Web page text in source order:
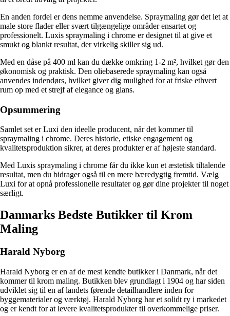
En anden fordel er dens nemme anvendelse. Spraymaling gør det let at
male store flader eller svært tilgængelige områder ensartet og
professionelt. Luxis spraymaling i chrome er designet til at give et
smukt og blankt resultat, der virkelig skiller sig ud.
Med en dåse på 400 ml kan du dække omkring 1-2 m², hvilket gør den
økonomisk og praktisk. Den oliebaserede spraymaling kan også
anvendes indendørs, hvilket giver dig mulighed for at friske ethvert
rum op med et strejf af elegance og glans.
Opsummering
Samlet set er Luxi den ideelle producent, når det kommer til
spraymaling i chrome. Deres historie, etiske engagement og
kvalitetsproduktion sikrer, at deres produkter er af højeste standard.
Med Luxis spraymaling i chrome får du ikke kun et æstetisk tiltalende
resultat, men du bidrager også til en mere bæredygtig fremtid. Vælg
Luxi for at opnå professionelle resultater og gør dine projekter til noget
særligt.
Danmarks Bedste Butikker til Krom
Maling
Harald Nyborg
Harald Nyborg er en af de mest kendte butikker i Danmark, når det
kommer til krom maling. Butikken blev grundlagt i 1904 og har siden
udviklet sig til en af landets førende detailhandlere inden for
byggematerialer og værktøj. Harald Nyborg har et solidt ry i markedet
og er kendt for at levere kvalitetsprodukter til overkommelige priser.